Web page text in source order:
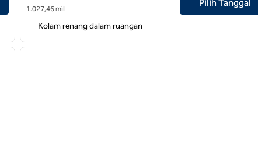
1.027,46 mil
Pilih Tanggal
Kolam renang dalam ruangan
gambar berikutnya
1 dari 8